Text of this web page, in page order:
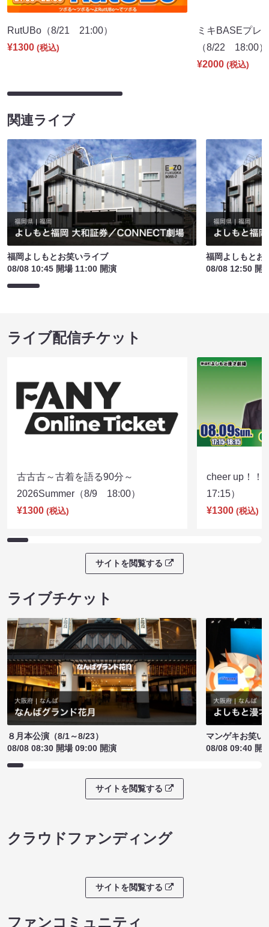
RutUBo（8/21 21:00）
¥1300 (税込)
ミキBASEプレ
（8/22 18:00）
¥2000 (税込)
関連ライブ
福岡よしもとお笑いライブ
08/08 10:45 開場 11:00 開演
福岡よしもとお
08/08 12:50 開
ライブ配信チケット
古古古～古着を語る90分～
2026Summer（8/9 18:00）
¥1300 (税込)
cheer up！
17:15）
¥1300 (税込)
サイトを閲覧する
ライブチケット
８月本公演（8/1～8/23）
08/08 08:30 開場 09:00 開演
マンゲキお笑い
08/08 09:40 開
サイトを閲覧する
クラウドファンディング
サイトを閲覧する
ファンコミュニティ